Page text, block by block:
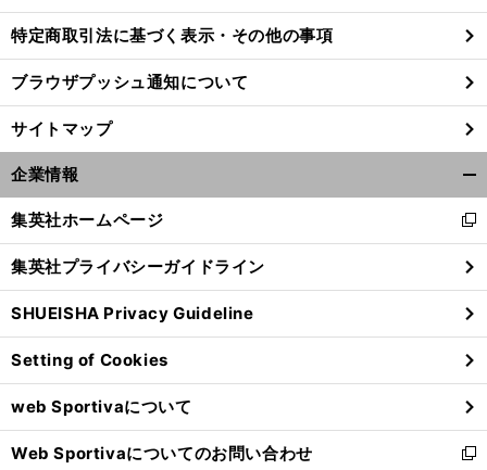
特定商取引法に基づく表示・その他の事項
ブラウザプッシュ通知について
サイトマップ
企業情報
閉
る
集英社ホームページ
新
し
い
ウ
ィ
ン
ド
ウ
で
開
く
集英社プライバシーガイドライン
SHUEISHA Privacy Guideline
Setting of Cookies
web Sportivaについて
Web Sportivaについてのお問い合わせ
新